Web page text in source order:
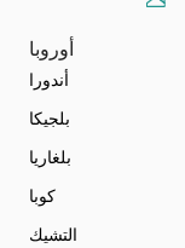
أوروبا
أندورا
بلجيكا
بلغاريا
كوبا
التشيك